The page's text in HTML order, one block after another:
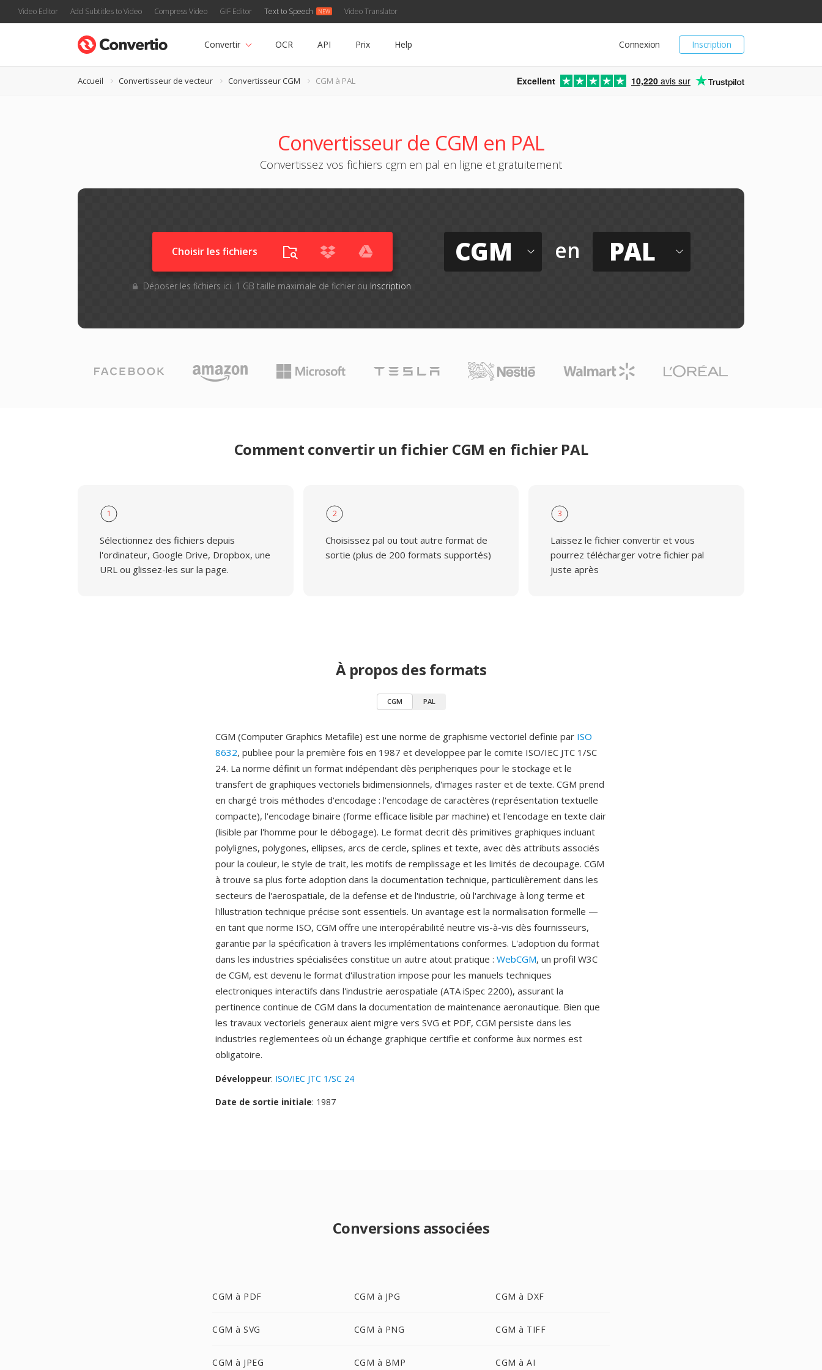
Video Editor Add Subtitles to Video Compress Video GIF Editor Text to Speech Video Translator
Inscription
Connexion
Convertir OCR API Prix Help
Accueil Convertisseur de vecteur Convertisseur CGM CGM à PAL Excellent 10,220 avis sur
Convertisseur de CGM en PAL
Convertissez vos fichiers cgm en pal en ligne et gratuitement
Choisir les fichiers
Déposer les fichiers ici. 1 GB taille maximale de fichier ou Inscription
CGM en PAL
Comment convertir un fichier CGM en fichier PAL
1
Sélectionnez des fichiers depuis
l'ordinateur, Google Drive, Dropbox, une
URL ou glissez-les sur la page.
2
Choisissez pal ou tout autre format de
sortie (plus de 200 formats supportés)
3
Laissez le fichier convertir et vous
pourrez télécharger votre fichier pal
juste après
À propos des formats
CGM PAL
CGM (Computer Graphics Metafile) est une norme de graphisme vectoriel definie par ISO
8632, publiee pour la première fois en 1987 et developpee par le comite ISO/IEC JTC 1/SC
24. La norme définit un format indépendant dès peripheriques pour le stockage et le
transfert de graphiques vectoriels bidimensionnels, d'images raster et de texte. CGM prend
en chargé trois méthodes d'encodage : l'encodage de caractères (représentation textuelle
compacte), l'encodage binaire (forme efficace lisible par machine) et l'encodage en texte clair
(lisible par l'homme pour le débogage). Le format decrit dès primitives graphiques incluant
polylignes, polygones, ellipses, arcs de cercle, splines et texte, avec dès attributs associés
pour la couleur, le style de trait, les motifs de remplissage et les limités de decoupage. CGM
à trouve sa plus forte adoption dans la documentation technique, particulièrement dans les
secteurs de l'aerospatiale, de la defense et de l'industrie, où l'archivage à long terme et
l'illustration technique précise sont essentiels. Un avantage est la normalisation formelle —
en tant que norme ISO, CGM offre une interopérabilité neutre vis-à-vis dès fournisseurs,
garantie par la spécification à travers les implémentations conformes. L'adoption du format
dans les industries spécialisées constitue un autre atout pratique : WebCGM, un profil W3C
de CGM, est devenu le format d'illustration impose pour les manuels techniques
electroniques interactifs dans l'industrie aerospatiale (ATA iSpec 2200), assurant la
pertinence continue de CGM dans la documentation de maintenance aeronautique. Bien que
les travaux vectoriels generaux aient migre vers SVG et PDF, CGM persiste dans les
industries reglementees où un échange graphique certifie et conforme àux normes est
obligatoire.
Développeur: ISO/IEC JTC 1/SC 24
Date de sortie initiale: 1987
Conversions associées
CGM à PDF CGM à JPG CGM à DXF
CGM à SVG CGM à PNG CGM à TIFF
CGM à JPEG CGM à BMP CGM à AI